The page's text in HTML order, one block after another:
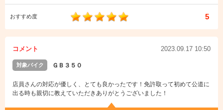
おすすめ度 5
コメント 2023.09.17 10:50
対象バイク ＧＢ３５０
店員さんの対応が優しく、とても良かったです！免許取って初めて公道に
出る時も親切に教えていただきありがとうございました！